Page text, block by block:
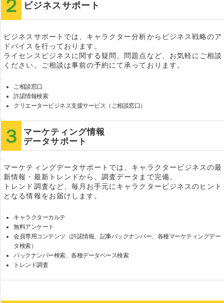
ビジネスサポート
ビジネスサポートでは、キャラクター分析からビジネス戦略のア
ドバイスを行っております。
ライセンスビジネスに関する疑問、問題点など、お気軽にご相談
ください。ご相談は事前の予約にて承っております。
ご相談窓口
許諾情報検索
クリエータービジネス支援サービス（ご相談窓口）
マーケティング情報
データサポート
マーケティングデータサポートでは、キャラクタービジネスの最
新情報・最新トレンドから、調査データまで完備。
トレンド調査など、毎月お手元にキャラクタービジネスのヒント
となる情報をお届けします。
キャラクターカルテ
無料アンケート
会員専用コンテンツ（許諾情報、記事バックナンバー、各種マーケティングデー
タ検索）
バックナンバー検索、各種データベース検索
トレンド調査